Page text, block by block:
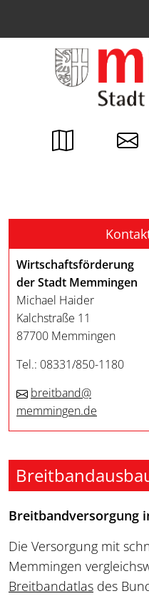
Wirtschaftsförderung
der Stadt Memmingen
Michael Haider
Kalchstraße 11
87700 Memmingen
Tel.: 08331/850-1180
breitband@
​​​​​​​memmingen.de
Breitbandversorgung
Die Versorgung mit
Memmingen
Breitbandatlas des